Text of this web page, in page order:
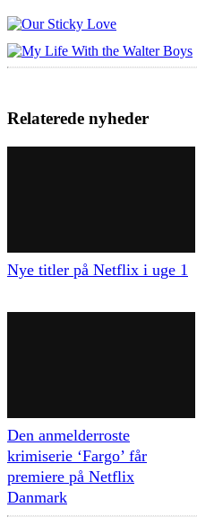
Relaterede nyheder
Nye titler på Netflix i uge 1
Den anmelderroste
krimiserie ‘Fargo’ får
premiere på Netflix
Danmark